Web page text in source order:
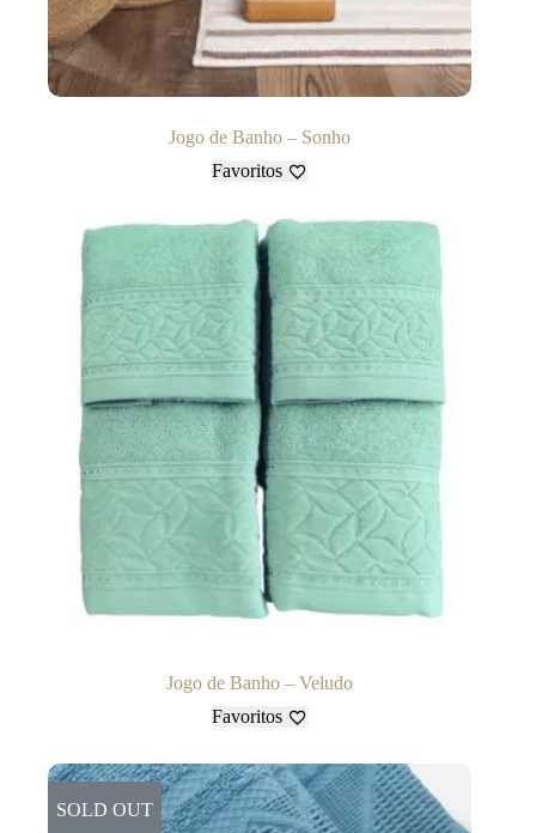
Jogo de Banho – Sonho
Favoritos
Jogo de Banho – Veludo
Favoritos
SOLD OUT